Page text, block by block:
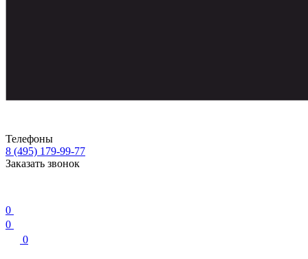
Телефоны
8 (495) 179-99-77
Заказать звонок
0
0
0